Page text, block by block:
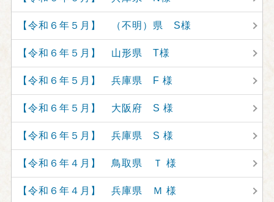
【令和６年５月】 （不明）県 S様
【令和６年５月】 山形県 T様
【令和６年５月】 兵庫県 F 様
【令和６年５月】 大阪府 S 様
【令和６年５月】 兵庫県 S 様
【令和６年４月】 鳥取県 Ｔ 様
【令和６年４月】 兵庫県 Ｍ 様